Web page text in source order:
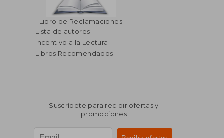
Libro de Reclamaciones
Lista de autores
Incentivo a la Lectura
Libros Recomendados
Suscríbete para recibir ofertas y
promociones